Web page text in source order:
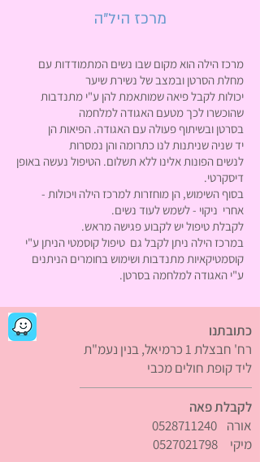
מרכז היל"ה
מרכז הילה הוא מקום שבו נשים המתמודדות עם
מחלת הסרטן ובמצב של נשירת שיער
יכולות לקבל פיאה שמותאמת להן ע"י מתנדבות
שהוכשרו לכך מטעם האגודה למלחמה
בסרטן ובשיתוף פעולה עם האגודה. הפיאות הן
יד שניה שניתנות לנו כתרומה והן נמסרות
לנשים הפונות אלינו ללא תשלום. הטיפול נעשה באופן
דיסקרטי.
בסוף השימוש, הן מוחזרות למרכז הילה ויכולות -
אחרי ניקוי - לשמש לעוד נשים.
לקבלת טיפול יש לקבוע פגישה מראש.
במרכז הילה ניתן לקבל גם טיפול קוסמטי הניתן ע"י
קוסמטיקאיות מתנדבות ושימוש בחומרים הניתנים
ע"י האגודה למלחמה בסרטן.
כתובתנו
רח' חבצלת 1 כרמיאל, בנין נעמ"ת
ליד קופת חולים מכבי
לקבלת פאה
אורה 0528711240
מיקי 0527021798